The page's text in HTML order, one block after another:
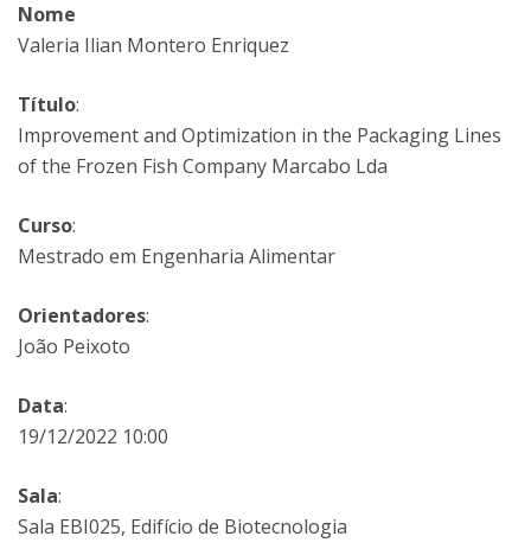
Nome
Valeria Ilian Montero Enriquez
Título:
Improvement and Optimization in the Packaging Lines
of the Frozen Fish Company Marcabo Lda
Curso:
Mestrado em Engenharia Alimentar
Orientadores:
João Peixoto
Data:
19/12/2022 10:00
Sala:
Sala EBI025, Edifício de Biotecnologia